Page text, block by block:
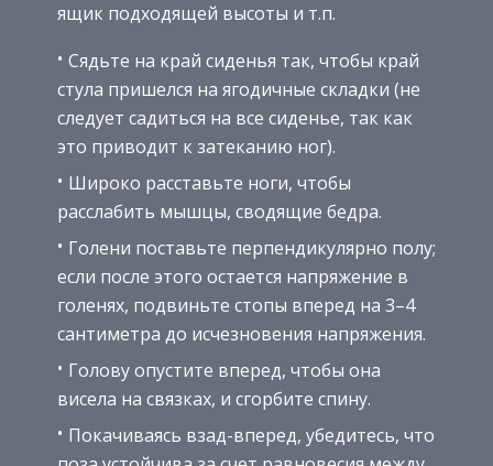
ящик подходящей высоты и т.п.
Сядьте на край сиденья так, чтобы край
стула пришелся на ягодичные складки (не
следует садиться на все сиденье, так как
это приводит к затеканию ног).
Широко расставьте ноги, чтобы
расслабить мышцы, сводящие бедра.
Голени поставьте перпендикулярно полу;
если после этого остается напряжение в
голенях, подвиньте стопы вперед на 3–4
сантиметра до исчезновения напряжения.
Голову опустите вперед, чтобы она
висела на связках, и сгорбите спину.
Покачиваясь взад-вперед, убедитесь, что